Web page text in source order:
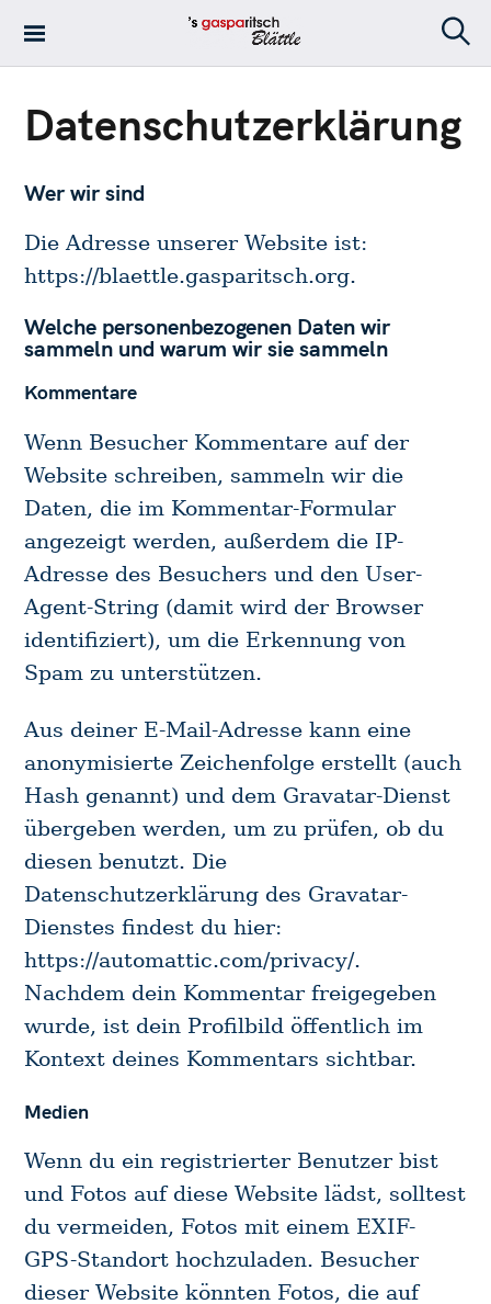
i
's Gasparitsch
Stadtteilzeitung
in Stuttgart-Ost
e
c
h
Datenschutzerklärung
Wer wir sind
Die Adresse unserer Website ist:
https://blaettle.gasparitsch.org.
Welche personenbezogenen Daten wir
sammeln und warum wir sie sammeln
Kommentare
Wenn Besucher Kommentare auf der
Website schreiben, sammeln wir die
Daten, die im Kommentar-Formular
angezeigt werden, außerdem die IP-
Adresse des Besuchers und den User-
Agent-String (damit wird der Browser
identifiziert), um die Erkennung von
Spam zu unterstützen.
Aus deiner E-Mail-Adresse kann eine
anonymisierte Zeichenfolge erstellt (auch
Hash genannt) und dem Gravatar-Dienst
übergeben werden, um zu prüfen, ob du
diesen benutzt. Die
Datenschutzerklärung des Gravatar-
Dienstes findest du hier:
https://automattic.com/privacy/.
Nachdem dein Kommentar freigegeben
wurde, ist dein Profilbild öffentlich im
Kontext deines Kommentars sichtbar.
Medien
Wenn du ein registrierter Benutzer bist
und Fotos auf diese Website lädst, solltest
du vermeiden, Fotos mit einem EXIF-
GPS-Standort hochzuladen. Besucher
dieser Website könnten Fotos, die auf